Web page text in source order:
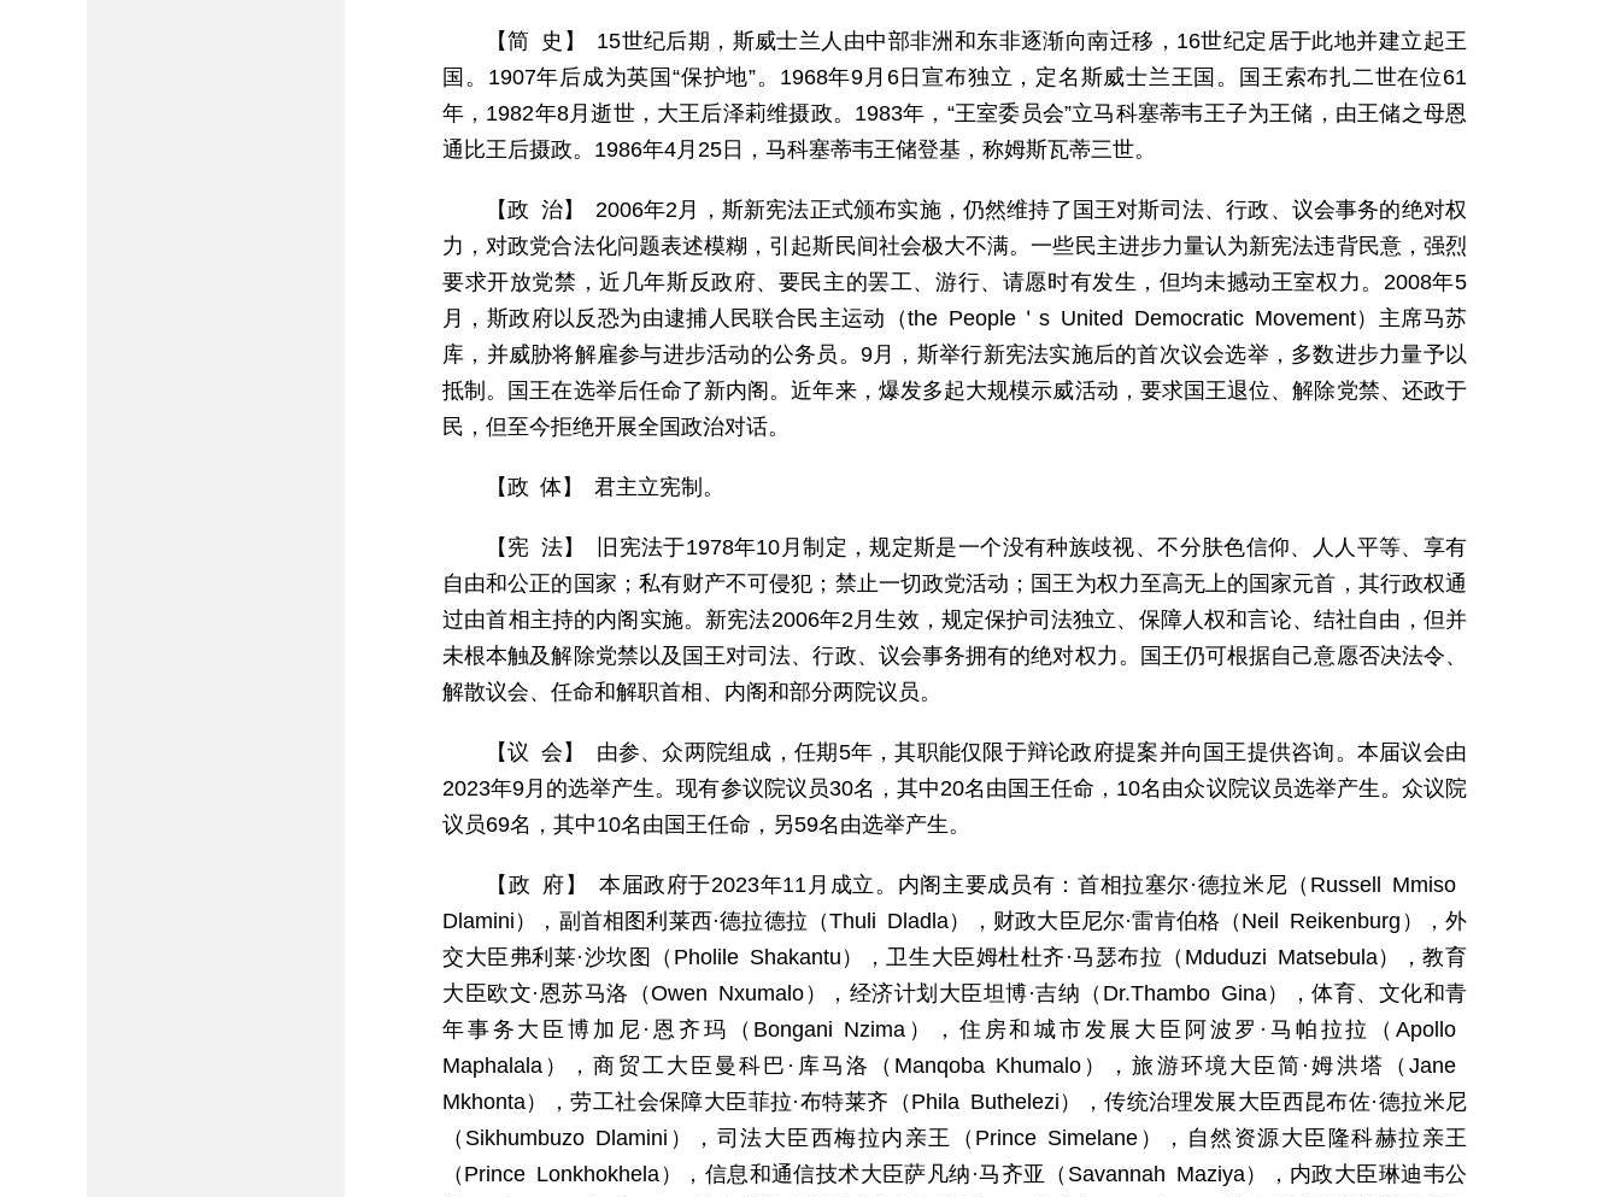
【简 史】 15世纪后期，斯威士兰人由中部非洲和东非逐渐向南迁移，16世纪定居于此地并建立起王
国。1907年后成为英国“保护地”。1968年9月6日宣布独立，定名斯威士兰王国。国王索布扎二世在位61
年，1982年8月逝世，大王后泽莉维摄政。1983年，“王室委员会”立马科塞蒂韦王子为王储，由王储之母恩
通比王后摄政。1986年4月25日，马科塞蒂韦王储登基，称姆斯瓦蒂三世。
【政 治】 2006年2月，斯新宪法正式颁布实施，仍然维持了国王对斯司法、行政、议会事务的绝对权
力，对政党合法化问题表述模糊，引起斯民间社会极大不满。一些民主进步力量认为新宪法违背民意，强烈
要求开放党禁，近几年斯反政府、要民主的罢工、游行、请愿时有发生，但均未撼动王室权力。2008年5
月，斯政府以反恐为由逮捕人民联合民主运动（the People＇s United Democratic Movement）主席马苏
库，并威胁将解雇参与进步活动的公务员。9月，斯举行新宪法实施后的首次议会选举，多数进步力量予以
抵制。国王在选举后任命了新内阁。近年来，爆发多起大规模示威活动，要求国王退位、解除党禁、还政于
民，但至今拒绝开展全国政治对话。
【政 体】 君主立宪制。
【宪 法】 旧宪法于1978年10月制定，规定斯是一个没有种族歧视、不分肤色信仰、人人平等、享有
自由和公正的国家；私有财产不可侵犯；禁止一切政党活动；国王为权力至高无上的国家元首，其行政权通
过由首相主持的内阁实施。新宪法2006年2月生效，规定保护司法独立、保障人权和言论、结社自由，但并
未根本触及解除党禁以及国王对司法、行政、议会事务拥有的绝对权力。国王仍可根据自己意愿否决法令、
解散议会、任命和解职首相、内阁和部分两院议员。
【议 会】 由参、众两院组成，任期5年，其职能仅限于辩论政府提案并向国王提供咨询。本届议会由
2023年9月的选举产生。现有参议院议员30名，其中20名由国王任命，10名由众议院议员选举产生。众议院
议员69名，其中10名由国王任命，另59名由选举产生。
【政 府】 本届政府于2023年11月成立。内阁主要成员有：首相拉塞尔·德拉米尼（Russell Mmiso
Dlamini），副首相图利莱西·德拉德拉（Thuli Dladla），财政大臣尼尔·雷肯伯格（Neil Reikenburg），外
交大臣弗利莱·沙坎图（Pholile Shakantu），卫生大臣姆杜杜齐·马瑟布拉（Mduduzi Matsebula），教育
大臣欧文·恩苏马洛（Owen Nxumalo），经济计划大臣坦博·吉纳（Dr.Thambo Gina），体育、文化和青
年事务大臣博加尼·恩齐玛（Bongani Nzima），住房和城市发展大臣阿波罗·马帕拉拉（Apollo
Maphalala），商贸工大臣曼科巴·库马洛（Manqoba Khumalo），旅游环境大臣简·姆洪塔（Jane
Mkhonta），劳工社会保障大臣菲拉·布特莱齐（Phila Buthelezi），传统治理发展大臣西昆布佐·德拉米尼
（Sikhumbuzo Dlamini），司法大臣西梅拉内亲王（Prince Simelane），自然资源大臣隆科赫拉亲王
（Prince Lonkhokhela），信息和通信技术大臣萨凡纳·马齐亚（Savannah Maziya），内政大臣琳迪韦公